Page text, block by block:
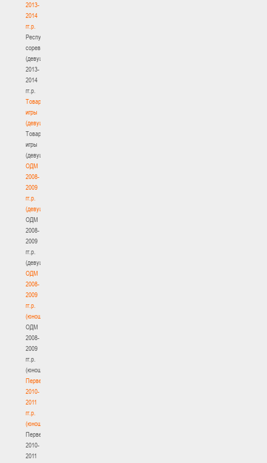
2013-
2014
гг.р.
Республиканские
соревнования
(девушки)
2013-
2014
гг.р.
Товарищеские
игры
(девушки)
Товарищеские
игры
(девушки)
ОДМ
2008-
2009
гг.р.
(девушки)
ОДМ
2008-
2009
гг.р.
(девушки)
ОДМ
2008-
2009
гг.р.
(юноши)
ОДМ
2008-
2009
гг.р.
(юноши)
Первенство
2010-
2011
гг.р.
(юноши)
Первенство
2010-
2011